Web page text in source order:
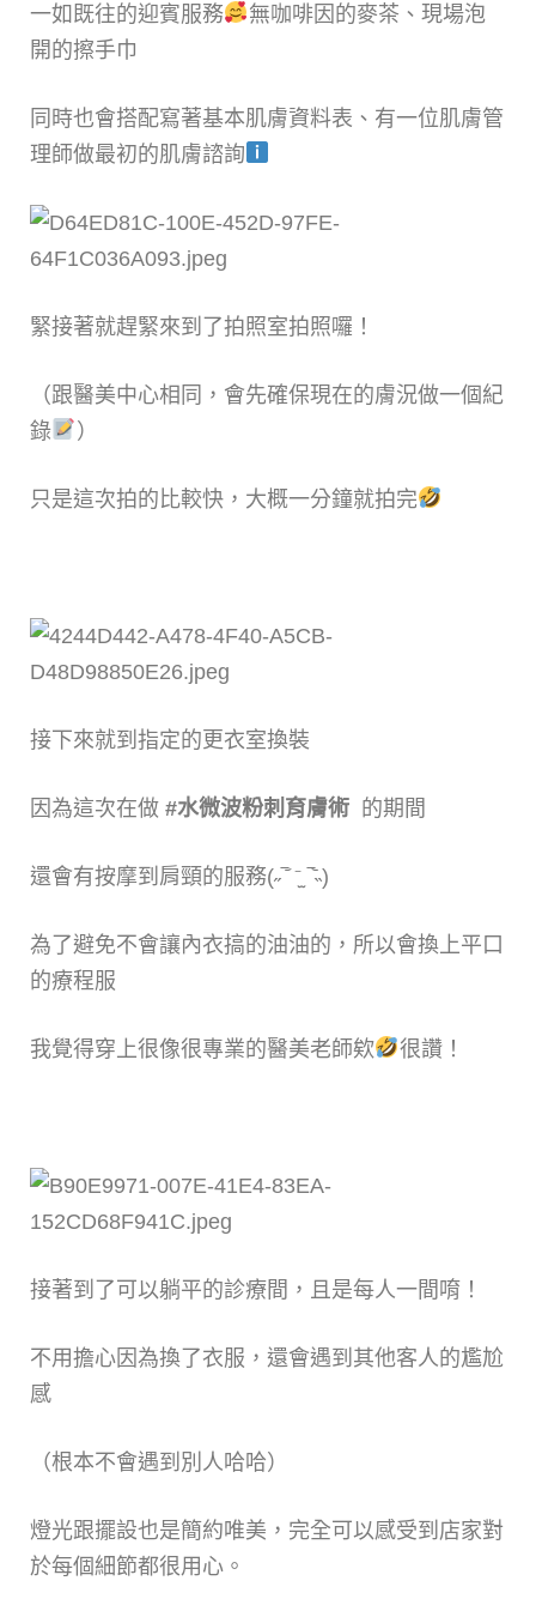
一如既往的迎賓服務
無咖啡因的麥茶、現場泡
開的擦手巾
同時也會搭配寫著基本肌膚資料表、有一位肌膚管
理師做最初的肌膚諮詢
緊接著就趕緊來到了拍照室拍照囉！
（跟醫美中心相同，會先確保現在的膚況做一個紀
錄
）
只是這次拍的比較快，大概一分鐘就拍完
接下來就到指定的更衣室換裝
因為這次在做 #水微波粉刺育膚術 的期間
還會有按摩到肩頸的服務(˶‾᷄ ⁻̫ ‾᷅˵)
為了避免不會讓內衣搞的油油的，所以會換上平口
的療程服
我覺得穿上很像很專業的醫美老師欸 很讚！
接著到了可以躺平的診療間，且是每人一間唷！
不用擔心因為換了衣服，還會遇到其他客人的尷尬
感
（根本不會遇到別人哈哈）
燈光跟擺設也是簡約唯美，完全可以感受到店家對
於每個細節都很用心。